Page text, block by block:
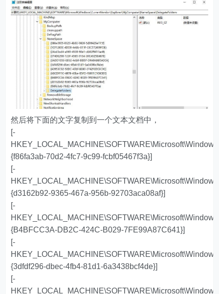
然后将下面的文字复制到一个文本文档中，
[-
{f86fa3ab-70d2-4fc7-9c99-fcbf05467f3a}]
[-
{d3162b92-9365-467a-956b-92703aca08af}]
[-
{B4BFCC3A-DB2C-424C-B029-7FE99A87C641}]
[-
{3dfdf296-dbec-4fb4-81d1-6a3438bcf4de}]
[-